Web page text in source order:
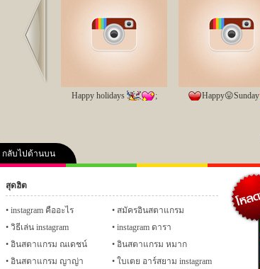
Happy holidays ; ️Happy😛Sunday
กลับไปด้านบน
เฟซบุ๊ก
สุดฮิต
instagram คืออะไร
สมัครอินสตาแกรม
วิธีเล่น instagram
instagram ดารา
อินสตาแกรม ณเดชน์
อินสตาแกรม หมาก
อินสตาแกรม ญาญ่า
ใบเตย อาร์สยาม instagram